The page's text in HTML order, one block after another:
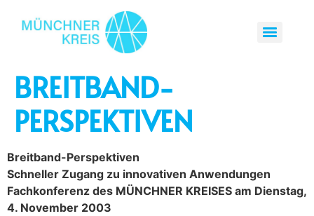
BREITBAND-
PERSPEKTIVEN
Breitband-Perspektiven
Schneller Zugang zu innovativen Anwendungen
Fachkonferenz des MÜNCHNER KREISES am Dienstag,
4. November 2003